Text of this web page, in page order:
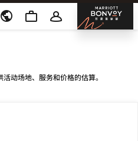
邦
动场地、服务和价格的估算。